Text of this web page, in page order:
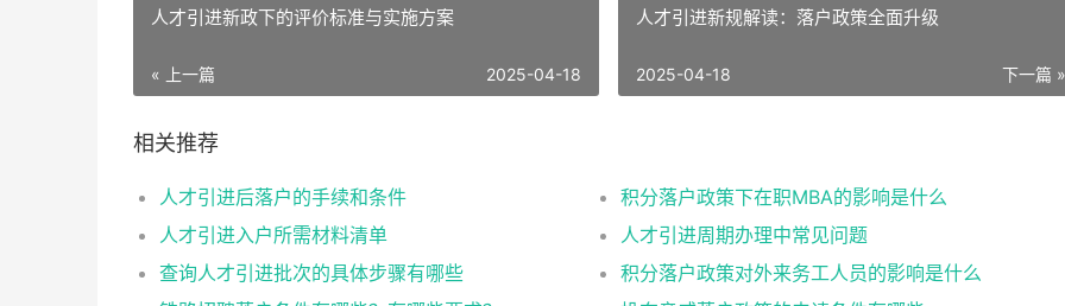
人才引进新政下的评价标准与实施方案
« 上一篇 2025-04-18
人才引进新规解读：落户政策全面升级
下一篇 »
2025-04-18
相关推荐
人才引进后落户的手续和条件
积分落户政策下在职MBA的影响是什么
人才引进入户所需材料清单
人才引进周期办理中常见问题
查询人才引进批次的具体步骤有哪些
积分落户政策对外来务工人员的影响是什么